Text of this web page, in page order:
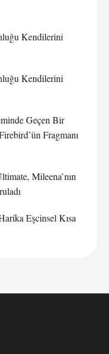
Kendilerini
Kendilerini
Geçen Bir
Fragmanı
Mileena’nın
Eşcinsel Kısa